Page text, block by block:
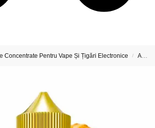
Concentrate Pentru Vape Și Țigări Electronice / Arome Concentrate Vampire Vape